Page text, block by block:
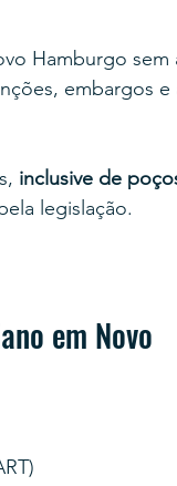
Hamburgo sem
embargos e
inclusive de
legislação.
em Novo